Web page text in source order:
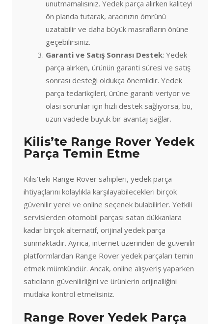
unutmamalısınız. Yedek parça alırken kaliteyi
ön planda tutarak, aracınızın ömrünü
uzatabilir ve daha büyük masrafların önüne
geçebilirsiniz.
Garanti ve Satış Sonrası Destek: Yedek
parça alırken, ürünün garanti süresi ve satış
sonrası desteği oldukça önemlidir. Yedek
parça tedarikçileri, ürüne garanti veriyor ve
olası sorunlar için hızlı destek sağlıyorsa, bu,
uzun vadede büyük bir avantaj sağlar.
Kilis’te Range Rover Yedek
Parça Temin Etme
Kilis’teki Range Rover sahipleri, yedek parça
ihtiyaçlarını kolaylıkla karşılayabilecekleri birçok
güvenilir yerel ve online seçenek bulabilirler. Yetkili
servislerden otomobil parçası satan dükkanlara
kadar birçok alternatif, orijinal yedek parça
sunmaktadır. Ayrıca, internet üzerinden de güvenilir
platformlardan Range Rover yedek parçaları temin
etmek mümkündür. Ancak, online alışveriş yaparken
satıcıların güvenilirliğini ve ürünlerin orijinalliğini
mutlaka kontrol etmelisiniz.
Range Rover Yedek Parça